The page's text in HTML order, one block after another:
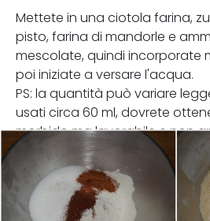
Mettete in una ciotola farina,
pisto, farina di mandorle e
mescolate, quindi incorporate
poi iniziate a versare l'acqua.
PS: la quantità può variare
usati circa 60 ml, dovrete
morbido ma lavorabile e non